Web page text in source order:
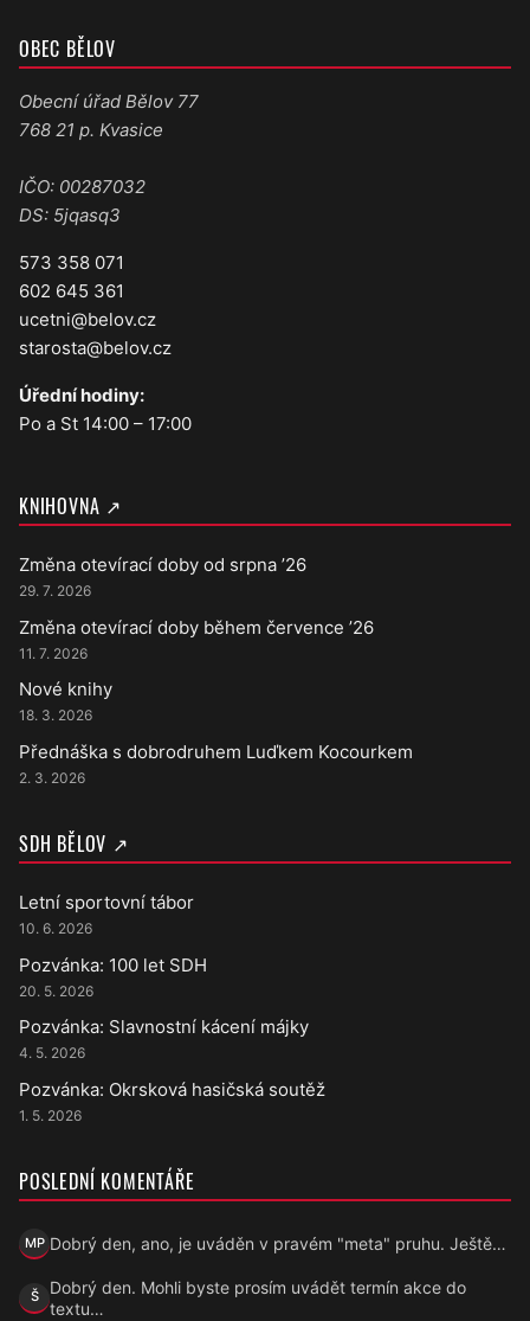
OBEC BĚLOV
Obecní úřad Bělov 77
768 21 p. Kvasice
IČO: 00287032
DS: 5jqasq3
573 358 071
602 645 361
ucetni@belov.cz
starosta@belov.cz
Úřední hodiny:
Po a St 14:00 – 17:00
KNIHOVNA ↗
Změna otevírací doby od srpna ’26
29. 7. 2026
Změna otevírací doby během července ’26
11. 7. 2026
Nové knihy
18. 3. 2026
Přednáška s dobrodruhem Luďkem Kocourkem
2. 3. 2026
SDH BĚLOV ↗
Letní sportovní tábor
10. 6. 2026
Pozvánka: 100 let SDH
20. 5. 2026
Pozvánka: Slavnostní kácení májky
4. 5. 2026
Pozvánka: Okrsková hasičská soutěž
1. 5. 2026
POSLEDNÍ KOMENTÁŘE
MP
Marek Přecechtěl
Dobrý den, ano, je uváděn v pravém "meta" pruhu. Ještě…
ŠŠárka
Dobrý den. Mohli byste prosím uvádět termín akce do
textu…